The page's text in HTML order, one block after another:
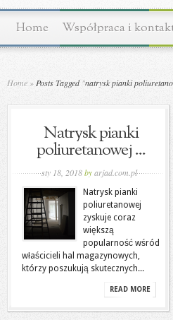
Home Współpraca i
Home » Posts Tagged "natrysk pianki
Natrysk pianki
poliuretanowej ...
sty 18, 2018byarjad.com.pl
Natrysk pianki
poliuretanowej
zyskuje coraz
większą
popularność wśród
właścicieli hal magazynowych,
którzy poszukują skutecznych...
READ MORE